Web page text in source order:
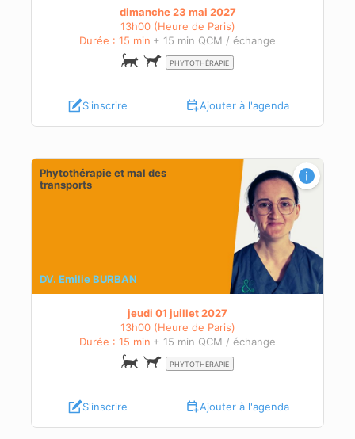
dimanche 23 mai 2027
13h00 (Heure de Paris)
Durée : 15 min + 15 min QCM / échange
PHYTOTHÉRAPIE
S'inscrire Ajouter à l'agenda
Phytothérapie et mal des
transports
DV. Emilie BURBAN
jeudi 01 juillet 2027
13h00 (Heure de Paris)
Durée : 15 min + 15 min QCM / échange
PHYTOTHÉRAPIE
S'inscrire Ajouter à l'agenda